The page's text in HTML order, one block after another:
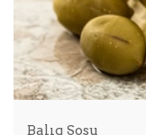
Balıq Sosu